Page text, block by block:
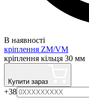
В наявності
кріплення ZM/VM
кріплення кільця 30 мм
Купити зараз
+38